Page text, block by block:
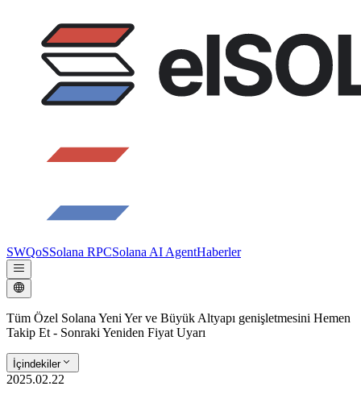
SWQoSSolana RPCSolana AI AgentHaberler
Tüm Özel Solana Yeni Yer ve Büyük Altyapı genişletmesini Hemen
Takip Et - Sonraki Yeniden Fiyat Uyarı
İçindekiler
2025.02.22